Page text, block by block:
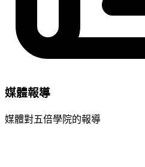
媒體報導
媒體對五倍學院的報導